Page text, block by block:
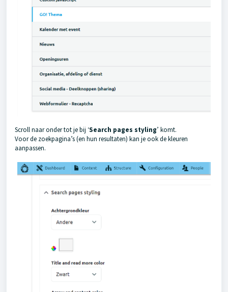
Scroll naar onder tot je bij ‘Search pages styling’ komt.
Voor de zoekpagina’s (en hun resultaten) kan je ook de kleuren
aanpassen.